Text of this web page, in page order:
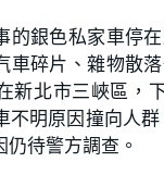
3
3
%
的銀色私家車停
車碎片、雜物散
新北市三峽區，
不明原因撞向人
待警方調查。